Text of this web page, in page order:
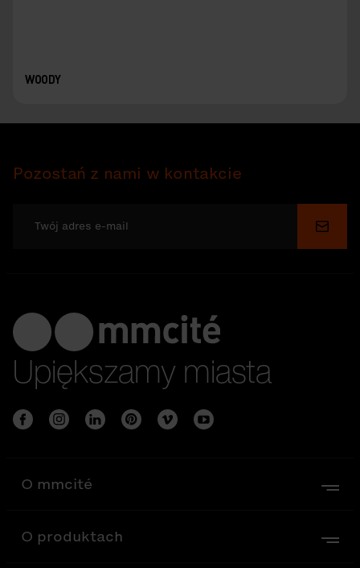
WOODY
Pozostań z nami w kontakcie
Wyślij
Upiększamy miasta
O mmcité
O produktach